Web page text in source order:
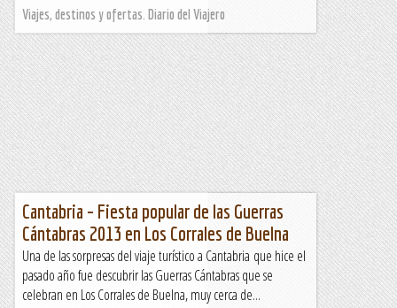
Viajes, destinos y ofertas. Diario del Viajero
Cantabria – Fiesta popular de las Guerras
Cántabras 2013 en Los Corrales de Buelna
Una de las sorpresas del viaje turístico a Cantabria que hice el
pasado año fue descubrir las Guerras Cántabras que se
celebran en Los Corrales de Buelna, muy cerca de...